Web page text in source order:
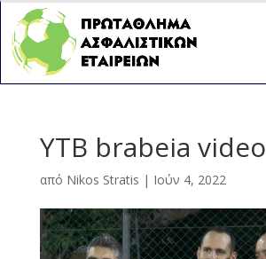
YTB brabeia video
από Nikos Stratis | Ιούν 4, 2022